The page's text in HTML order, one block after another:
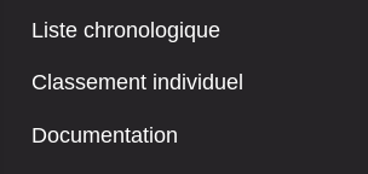
Liste chronologique
Classement individuel
Documentation